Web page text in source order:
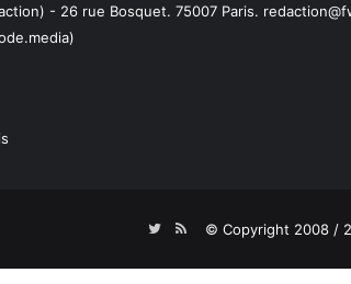
- 26 rue Bosquet. 75007 Paris.
© Copyright 2008 /
Twitter
RSS